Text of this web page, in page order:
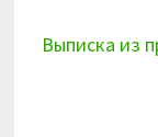
Выписка из